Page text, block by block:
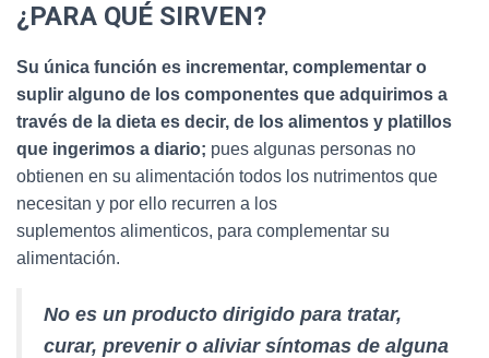
¿PARA QUÉ SIRVEN?
Su única función es incrementar, complementar o
suplir alguno de los componentes que adquirimos a
través de la dieta es decir, de los alimentos y platillos
que ingerimos a diario; pues algunas personas no
obtienen en su alimentación todos los nutrimentos que
necesitan y por ello recurren a los
suplementos alimenticos, para complementar su
alimentación.
No es un producto dirigido para tratar,
curar, prevenir o aliviar síntomas de alguna